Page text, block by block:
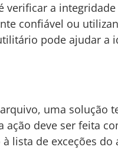
verificar a integridade
confiável ou
pode ajudar a
uma solução
deve ser feita
lista de exceções do